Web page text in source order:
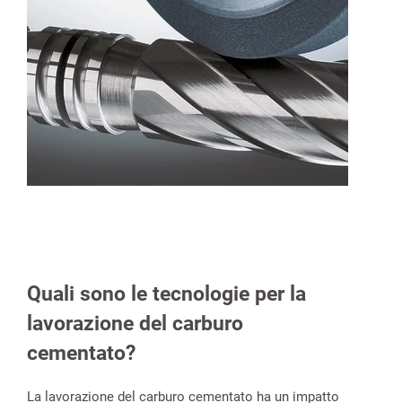
Quali sono le tecnologie per la
lavorazione del carburo
cementato?
La lavorazione del carburo cementato ha un impatto